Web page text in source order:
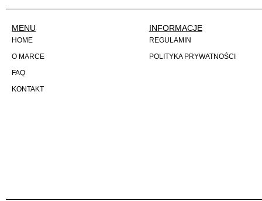
MENU
HOME
O MARCE
FAQ
KONTAKT
INFORMACJE
REGULAMIN
POLITYKA PRYWATNOŚCI